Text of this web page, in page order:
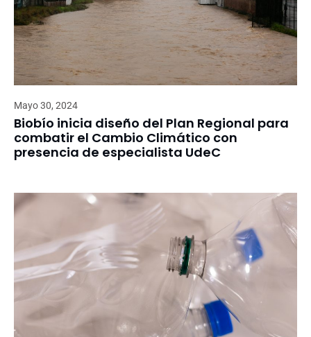
Mayo 30, 2024
Biobío inicia diseño del Plan Regional para
combatir el Cambio Climático con
presencia de especialista UdeC